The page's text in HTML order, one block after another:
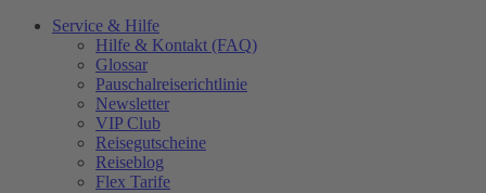
Service & Hilfe
Hilfe & Kontakt (FAQ)
Glossar
Pauschalreiserichtlinie
Newsletter
VIP Club
Reisegutscheine
Reiseblog
Flex Tarife